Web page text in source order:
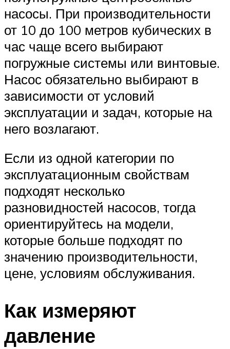
насосы. При производительности
от 10 до 100 метров кубических в
час чаще всего выбирают
погружные системы или винтовые.
Насос обязательно выбирают в
зависимости от условий
эксплуатации и задач, которые на
него возлагают.
Если из одной категории по
эксплуатационным свойствам
подходят несколько
разновидностей насосов, тогда
ориентируйтесь на модели,
которые больше подходят по
значению производительности,
цене, условиям обслуживания.
Как измеряют
давление